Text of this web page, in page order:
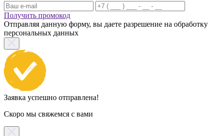
Получить промокод
Отправляя данную форму, вы даете разрешение на обработку
персональных данных
Заявка успешно отправлена!
Скоро мы свяжемся с вами